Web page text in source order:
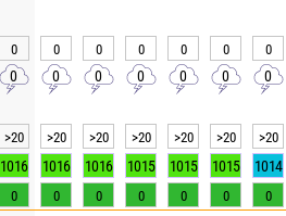
0 0 0 0 0 0 0
0 0 0 0 0 0 0
>20 >20 >20 >20 >20 >20 >20
1016 1016 1016 1015 1015 1015 1014
0 0 0 0 0 0 0